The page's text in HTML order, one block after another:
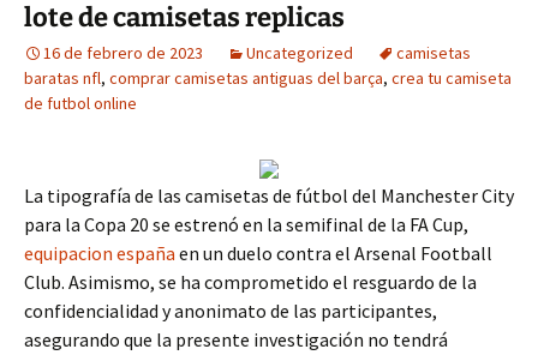
lote de camisetas replicas
16 de febrero de 2023 Uncategorized
camisetas
baratas nfl, comprar camisetas antiguas del barça, crea tu camiseta
de futbol online
La tipografía de las camisetas de fútbol del Manchester City
para la Copa 20 se estrenó en la semifinal de la FA Cup,
equipacion españa en un duelo contra el Arsenal Football
Club. Asimismo, se ha comprometido el resguardo de la
confidencialidad y anonimato de las participantes,
asegurando que la presente investigación no tendrá